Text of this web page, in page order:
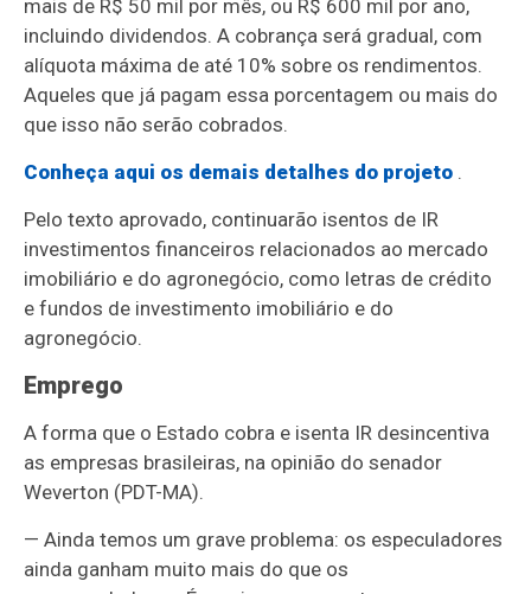
mais de R$ 50 mil por mês, ou R$ 600 mil por ano,
incluindo dividendos. A cobrança será gradual, com
alíquota máxima de até 10% sobre os rendimentos.
Aqueles que já pagam essa porcentagem ou mais do
que isso não serão cobrados.
Conheça aqui os demais detalhes do projeto .
Pelo texto aprovado, continuarão isentos de IR
investimentos financeiros relacionados ao mercado
imobiliário e do agronegócio, como letras de crédito
e fundos de investimento imobiliário e do
agronegócio.
Emprego
A forma que o Estado cobra e isenta IR desincentiva
as empresas brasileiras, na opinião do senador
Weverton (PDT-MA).
— Ainda temos um grave problema: os especuladores
ainda ganham muito mais do que os